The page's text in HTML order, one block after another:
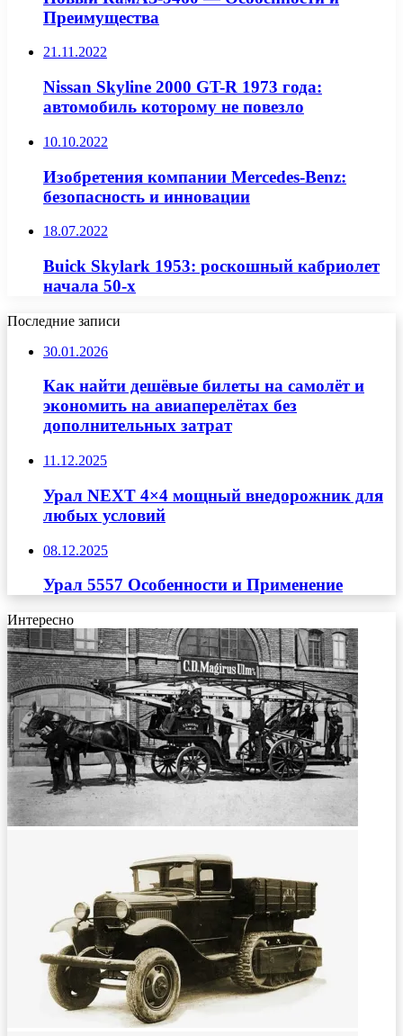
Преимущества
21.11.2022
Nissan Skyline 2000 GT-R 1973 года:
автомобиль которому не повезло
10.10.2022
Изобретения компании Mercedes-Benz:
безопасность и инновации
18.07.2022
Buick Skylark 1953: роскошный кабриолет
начала 50-х
Последние записи
30.01.2026
Как найти дешёвые билеты на самолёт и
экономить на авиаперелётах без
дополнительных затрат
11.12.2025
Урал NEXT 4×4 мощный внедорожник для
любых условий
08.12.2025
Урал 5557 Особенности и Применение
Интересно